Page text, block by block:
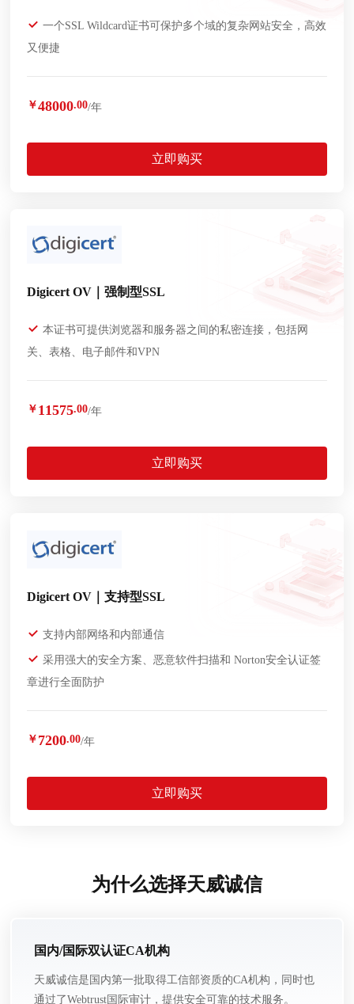
一个SSL Wildcard证书可保护多个域的复杂网站安全，高效
又便捷
￥48000.00/年
立即购买
Digicert OV｜强制型SSL
本证书可提供浏览器和服务器之间的私密连接，包括网
关、表格、电子邮件和VPN
￥ 11575.00/年
立即购买
Digicert OV｜支持型SSL
支持内部网络和内部通信
采用强大的安全方案、恶意软件扫描和 Norton安全认证签
章进行全面防护
￥ 7200.00/年
立即购买
为什么选择天威诚信
国内/国际双认证CA机构
天威诚信是国内第一批取得工信部资质的CA机构，同时也
通过了Webtrust国际审计，提供安全可靠的技术服务。